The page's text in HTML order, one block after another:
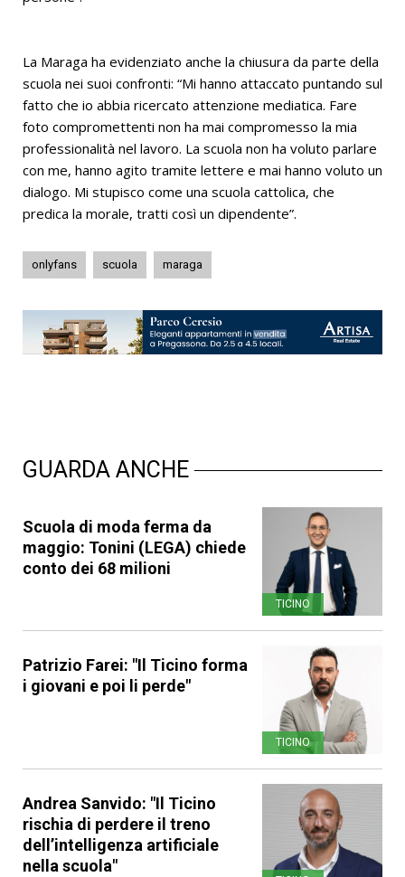
La Maraga ha evidenziato anche la chiusura da parte della
scuola nei suoi confronti: “Mi hanno attaccato puntando sul
fatto che io abbia ricercato attenzione mediatica. Fare
foto compromettenti non ha mai compromesso la mia
professionalità nel lavoro. La scuola non ha voluto parlare
con me, hanno agito tramite lettere e mai hanno voluto un
dialogo. Mi stupisco come una scuola cattolica, che
predica la morale, tratti così un dipendente”.
onlyfans scuola maraga
GUARDA ANCHE
Scuola di moda ferma da
maggio: Tonini (LEGA) chiede
conto dei 68 milioni
TICINO
Patrizio Farei: "Il Ticino forma
i giovani e poi li perde"
TICINO
Andrea Sanvido: "Il Ticino
rischia di perdere il treno
dell’intelligenza artificiale
nella scuola"